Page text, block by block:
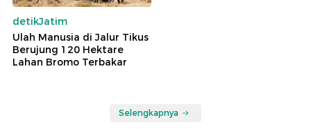
detikJatim
Ulah Manusia di Jalur Tikus
Berujung 120 Hektare
Lahan Bromo Terbakar
Selengkapnya